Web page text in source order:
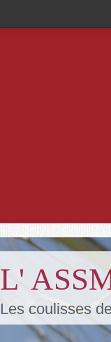
L'
Les coulisses